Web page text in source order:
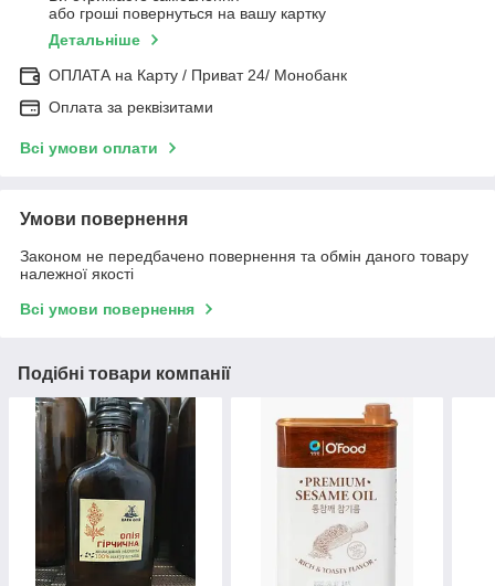
або гроші повернуться на вашу картку
Детальніше
ОПЛАТА на Карту / Приват 24/ Монобанк
Оплата за реквізитами
Всі умови оплати
Умови повернення
Законом не передбачено повернення та обмін даного товару
належної якості
Всі умови повернення
Подібні товари компанії